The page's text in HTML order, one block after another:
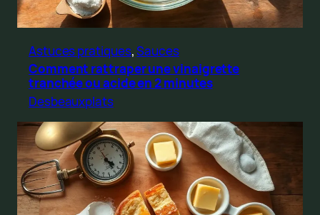
Astuces pratiques, Sauces
Comment rattraper une vinaigrette
tranchée ou acide en 2 minutes
Desbeauxplats